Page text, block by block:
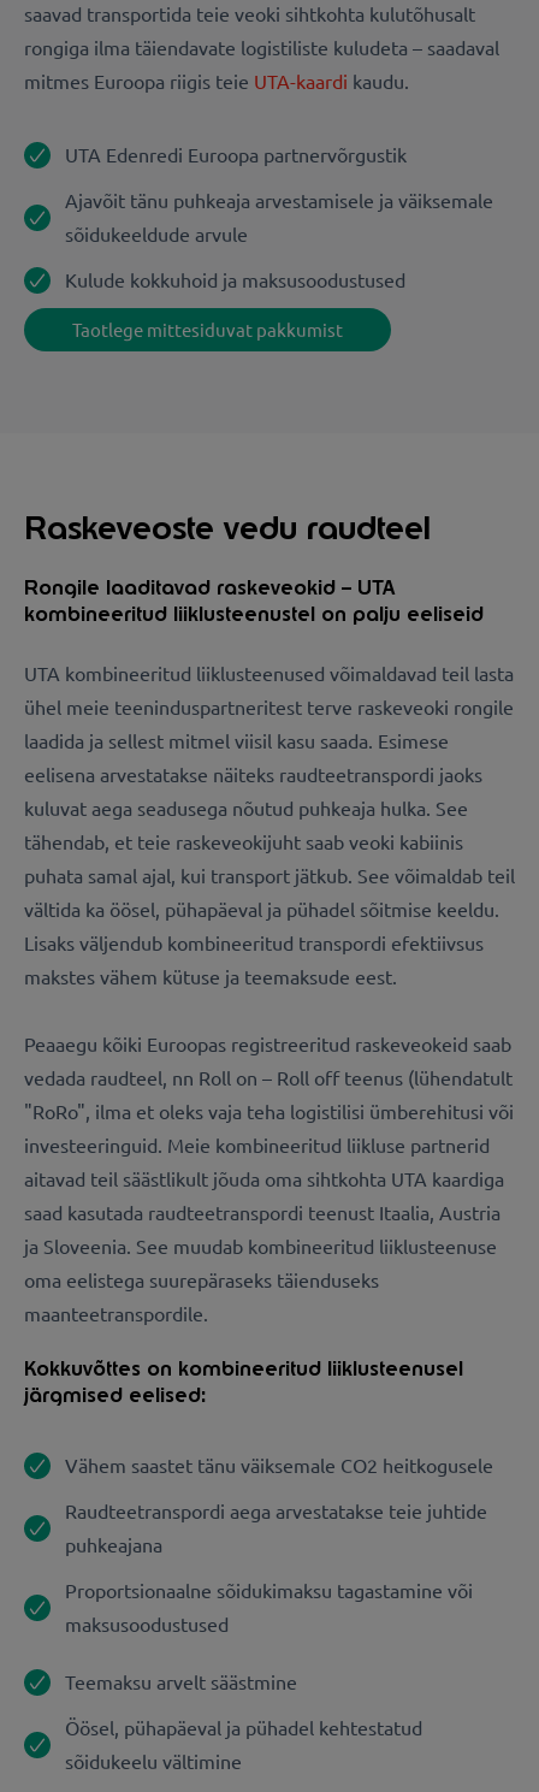
saavad transportida teie veoki sihtkohta kulutõhusalt
rongiga ilma täiendavate logistiliste kuludeta – saadaval
mitmes Euroopa riigis teie UTA-kaardi kaudu.
UTA Edenredi Euroopa partnervõrgustik
Ajavõit tänu puhkeaja arvestamisele ja väiksemale
sõidukeeldude arvule
Kulude kokkuhoid ja maksusoodustused
Taotlege mittesiduvat pakkumist
Raskeveoste vedu raudteel
Rongile laaditavad raskeveokid – UTA
kombineeritud liiklusteenustel on palju eeliseid
UTA kombineeritud liiklusteenused võimaldavad teil lasta
ühel meie teeninduspartneritest terve raskeveoki rongile
laadida ja sellest mitmel viisil kasu saada. Esimese
eelisena arvestatakse näiteks raudteetranspordi jaoks
kuluvat aega seadusega nõutud puhkeaja hulka. See
tähendab, et teie raskeveokijuht saab veoki kabiinis
puhata samal ajal, kui transport jätkub. See võimaldab teil
vältida ka öösel, pühapäeval ja pühadel sõitmise keeldu.
Lisaks väljendub kombineeritud transpordi efektiivsus
makstes vähem kütuse ja teemaksude eest.
Peaaegu kõiki Euroopas registreeritud raskeveokeid saab
vedada raudteel, nn Roll on – Roll off teenus (lühendatult
"RoRo", ilma et oleks vaja teha logistilisi ümberehitusi või
investeeringuid. Meie kombineeritud liikluse partnerid
aitavad teil säästlikult jõuda oma sihtkohta UTA kaardiga
saad kasutada raudteetranspordi teenust Itaalia, Austria
ja Sloveenia. See muudab kombineeritud liiklusteenuse
oma eelistega suurepäraseks täienduseks
maanteetranspordile.
Kokkuvõttes on kombineeritud liiklusteenusel
järgmised eelised:
Vähem saastet tänu väiksemale CO2 heitkogusele
Raudteetranspordi aega arvestatakse teie juhtide
puhkeajana
Proportsionaalne sõidukimaksu tagastamine või
maksusoodustused
Teemaksu arvelt säästmine
Öösel, pühapäeval ja pühadel kehtestatud
sõidukeelu vältimine